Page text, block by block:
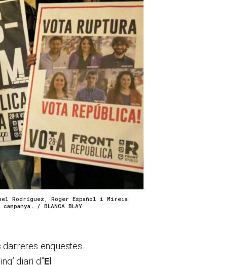
Rodríguez, Roger Español i Mireia
/ BLANCA BLAY
enquestes
diari d”El